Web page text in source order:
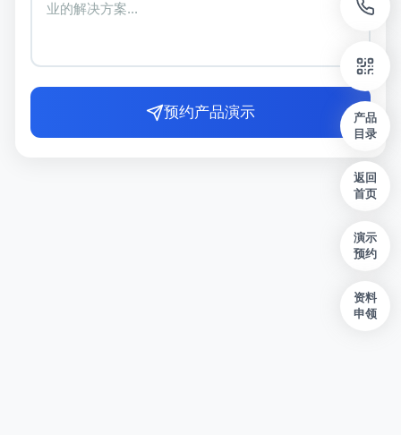
预约产品演示
产品
目录
返回
首页
演示
预约
资料
申领